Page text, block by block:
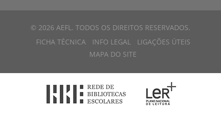
© 2026 AEFL. TODOS OS DIREITOS RESERVADOS.
FICHA TÉCNICA
INFO LEGAL
LIGAÇÕES ÚTEIS
MAPA DO SITE